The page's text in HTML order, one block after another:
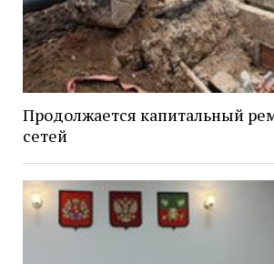
Продолжается капитальный
сетей